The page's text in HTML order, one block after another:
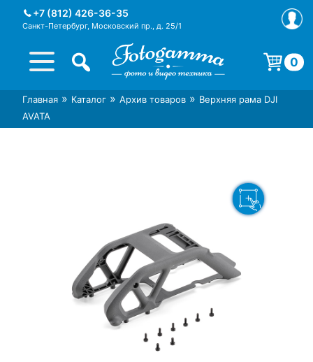
+7 (812) 426-36-35
Санкт-Петербург, Московский пр., д. 25/1
Интернет-магазин фототехники
Магазин фотоаксессуаров foto-
0
Корзина пуста.
Главная » Каталог » Архив товаров » Верхняя рама DJI
AVATA